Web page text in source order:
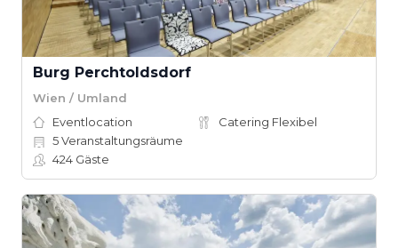
Burg Perchtoldsdorf
Wien / Umland
Eventlocation
Catering Flexibel
5Veranstaltungsräume
424 Gäste